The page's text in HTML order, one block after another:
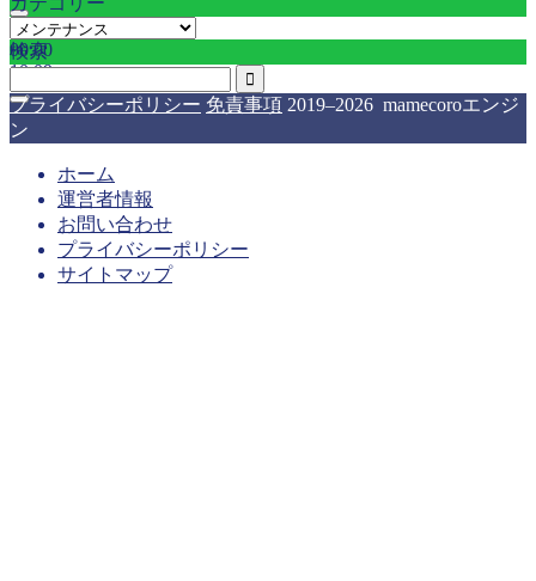
00:00
00:00
10:09
カ
テ
リ
ー
検索
プライバシーポリシー 免責事項 2019–2026 mamecoroエンジ
ン
ホーム
運営者情報
お問い合わせ
プライバシーポリシー
サイトマップ